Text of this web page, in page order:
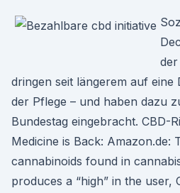
dringen seit längerem auf eine
der Pflege – und haben dazu
Bundestag eingebracht. CBD-
Medicine is Back: Amazon.de:
cannabinoids found in
produces a “high” in the user,